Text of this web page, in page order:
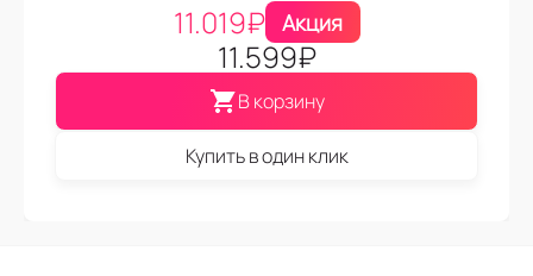
11.019₽ Акция
11.599₽
В корзину
Купить в один клик